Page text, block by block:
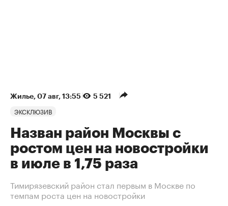
Жилье⁠, 07 авг, 13:55 5 521
ЭКСКЛЮЗИВ
Назван район Москвы с
ростом цен на новостройки
в июле в 1,75 раза
Тимирязевский район стал первым в Москве по
темпам роста цен на новостройки